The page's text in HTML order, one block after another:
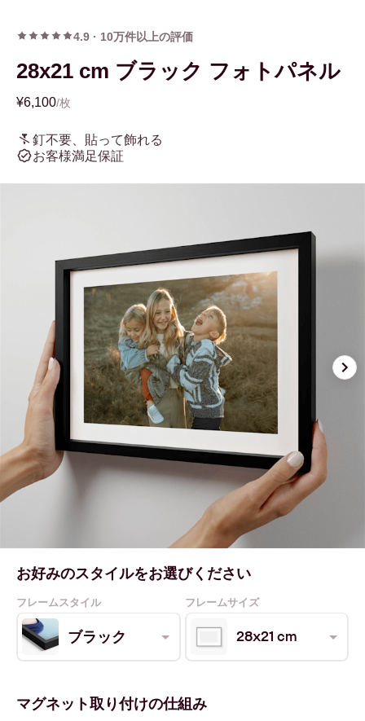
4.9 · 10万件以上の評価
28x21 cm ブラック フォトパネル
¥6,100/枚
釘不要、貼って飾れる
お客様満足保証
お好みのスタイルをお選びください
フレームスタイル フレームサイズ
ブラック 28x21 cm
マグネット取り付けの仕組み